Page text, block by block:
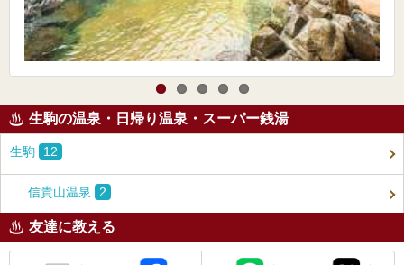
生駒の温泉・日帰り温泉・スーパー銭湯
生駒 12
信貴山温泉 2
友達に教える